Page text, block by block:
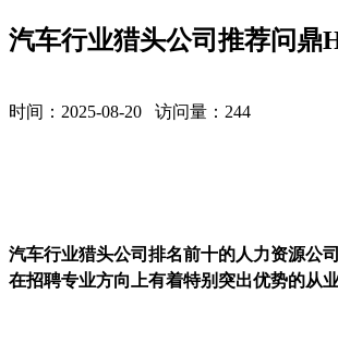
汽车行业猎头公司推荐问鼎
时间：2025-08-20 访问量： 244
汽车行业猎头公司排名前十的人力资源公
在招聘专业方向上有着特别突出优势的从